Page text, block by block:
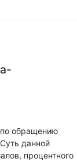
обращению
данной
процентного